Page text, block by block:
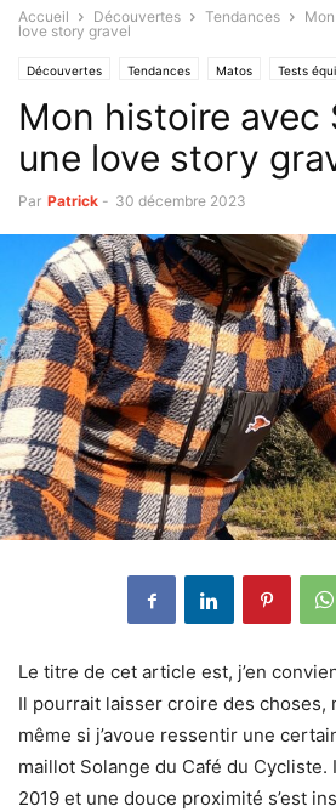
Accueil Découvertes Tendances
love story gravel
Découvertes Tendances Matos Tests
Mon histoire avec
une love story
Par Patrick - 30 décembre 2023
Le titre de cet article est, j’en
Il pourrait laisser croire des choses,
même si j’avoue ressentir une
maillot Solange du Café du Cycliste.
2019 et une douce proximité s’est